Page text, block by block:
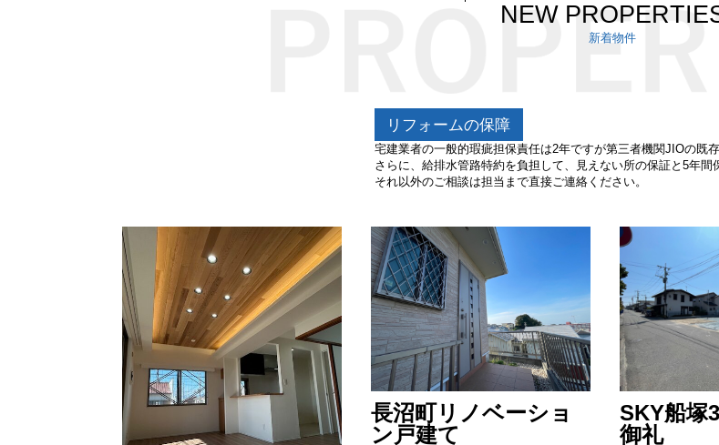
NEW
新着物件
リフォームの保障
宅建業者の一般的瑕疵担保責任は2年ですが第三者機関JIOの既
さらに、給排水管路特約を負担して、
見えない所の保証と5年間
それ以外のご相談は担当まで直接ご連絡ください。
長沼町リノベーショ
ン戸建て
SKY船
御礼